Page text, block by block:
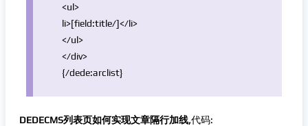
<ul>
li>[field:title/]</li>
</ul>
</div>
{/dede:arclist}
DEDECMS列表页如何实现文章隔行加线,代码: